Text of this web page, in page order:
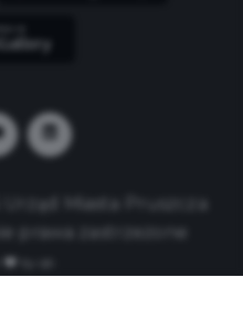
Miasta Pruszcza
prawa zastrzeżone